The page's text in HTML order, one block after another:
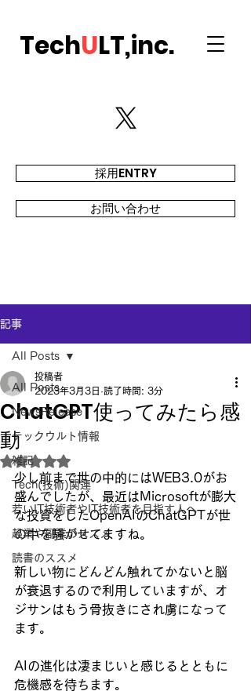
TechULT,inc.
採用ENTRY
お問い合わせ
記事
All Posts
NewsRelease
テックウルト情報
雑記
Tech(技術)関連
若いIT技術者やIT技術者を目指す人へ
起業や副業のススメ
読書のススメ
All Posts
ChatGPT使ってみたら感
動
投稿者
2023年3月3日 読了時間: 3分
5つ星のうちNaNと評価されています。
少し前まで世の中的にはWEB3.0がお
盛んでしたが、最近はMicrosoftが膨大
な投資をしたOpenAIのChatGPTが世
の中を騒がせてますね。
新しい物にどんどん触れてかないと脳
が衰退するので利用していますが、オ
ジサンはもう骨抜きにされ虜になって
ます。
AIの進化は凄まじいと感じるとともに
危機感を待ちます。